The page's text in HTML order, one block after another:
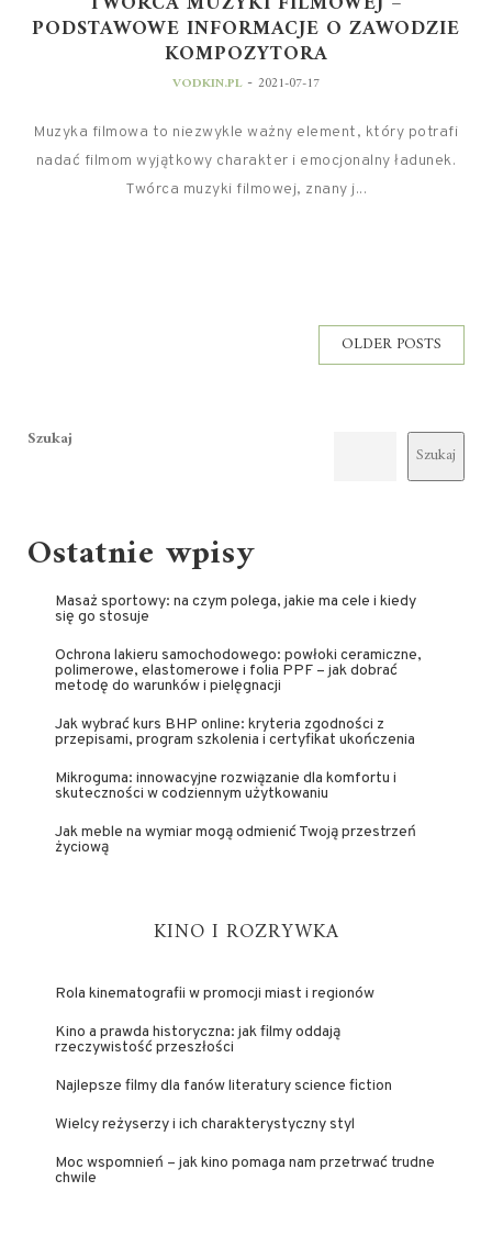
PODSTAWOWE INFORMACJE O ZAWODZIE
KOMPOZYTORA
VODKIN.PL - 2021-07-17
Muzyka filmowa to niezwykle ważny element, który potrafi
nadać filmom wyjątkowy charakter i emocjonalny ładunek.
Twórca muzyki filmowej, znany j...
OLDER POSTS
Szukaj
Szukaj
Ostatnie wpisy
Masaż sportowy: na czym polega, jakie ma cele i kiedy
się go stosuje
Ochrona lakieru samochodowego: powłoki ceramiczne,
polimerowe, elastomerowe i folia PPF – jak dobrać
metodę do warunków i pielęgnacji
Jak wybrać kurs BHP online: kryteria zgodności z
przepisami, program szkolenia i certyfikat ukończenia
Mikroguma: innowacyjne rozwiązanie dla komfortu i
skuteczności w codziennym użytkowaniu
Jak meble na wymiar mogą odmienić Twoją przestrzeń
życiową
KINO I ROZRYWKA
Rola kinematografii w promocji miast i regionów
Kino a prawda historyczna: jak filmy oddają
rzeczywistość przeszłości
Najlepsze filmy dla fanów literatury science fiction
Wielcy reżyserzy i ich charakterystyczny styl
Moc wspomnień – jak kino pomaga nam przetrwać trudne
chwile